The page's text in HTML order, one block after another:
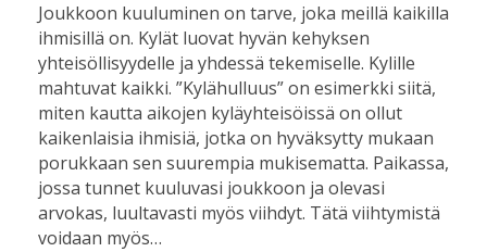
Joukkoon kuuluminen on tarve, joka meillä kaikilla
ihmisillä on. Kylät luovat hyvän kehyksen
yhteisöllisyydelle ja yhdessä tekemiselle. Kylille
mahtuvat kaikki. ”Kylähulluus” on esimerkki siitä,
miten kautta aikojen kyläyhteisöissä on ollut
kaikenlaisia ihmisiä, jotka on hyväksytty mukaan
porukkaan sen suurempia mukisematta. Paikassa,
jossa tunnet kuuluvasi joukkoon ja olevasi
arvokas, luultavasti myös viihdyt. Tätä viihtymistä
voidaan myös…